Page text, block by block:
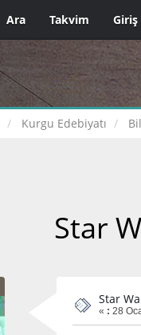
Ara Takvim Giriş
Kurgu Edebiyatı
Star
Star
« : 28